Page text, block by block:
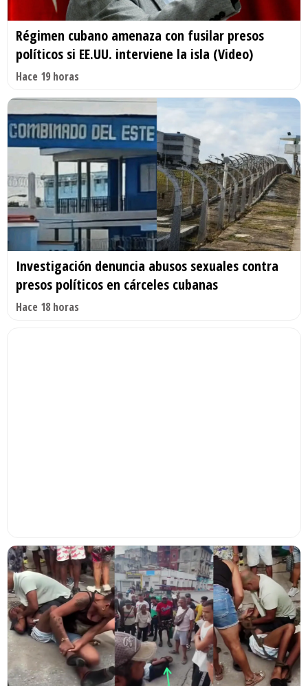
Régimen cubano amenaza con fusilar presos
políticos si EE.UU. interviene la isla (Video)
Hace 19 horas
Investigación denuncia abusos sexuales contra
presos políticos en cárceles cubanas
Hace 18 horas